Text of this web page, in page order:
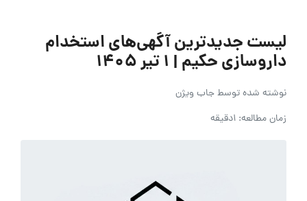
لیست جدیدترین آگهی‌های استخدام
داروسازی حکیم | ۱ تیر ۱۴۰۵
نوشته شده توسطجاب ویژن
زمان مطالعه: 1دقیقه